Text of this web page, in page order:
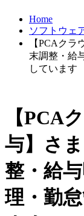
Home
ソフトウェ
【PCAク
末調整・給
しています
【PCA
与】さ
整・給
理・勤